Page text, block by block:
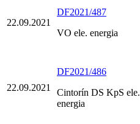
22.09.2021
DF2021/487
VO ele. energia
22.09.2021
DF2021/486
Cintorín DS KpS ele.
energia